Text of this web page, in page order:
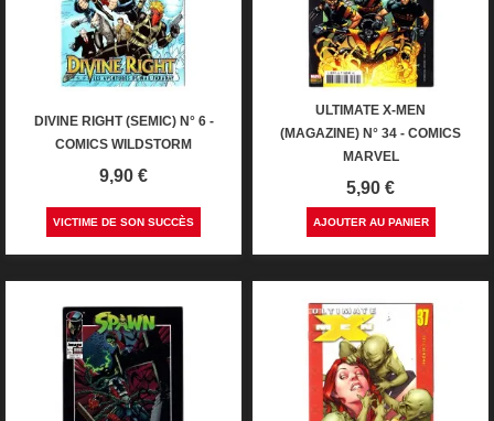
DIVINE RIGHT (SEMIC) N° 6 -
COMICS WILDSTORM
Prix
9,90 €
VICTIME DE SON SUCCÈS
ULTIMATE X-MEN
(MAGAZINE) N° 34 - COMICS
MARVEL
Prix
5,90 €
AJOUTER AU PANIER